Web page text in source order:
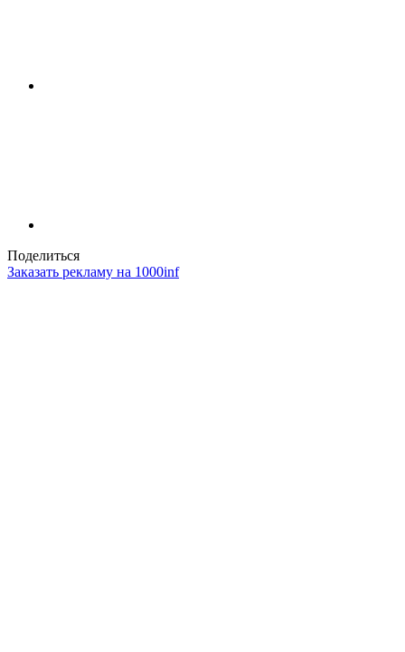
Поделиться
Заказать рекламу на 1000inf